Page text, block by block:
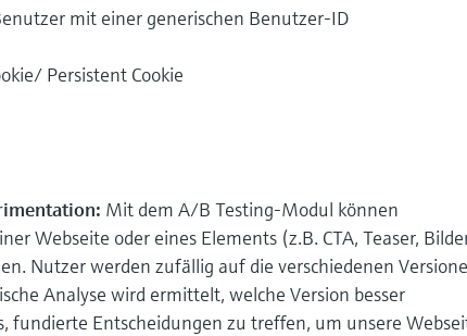
mit einer generischen Benutzer-ID
Persistent Cookie
Mit dem A/B Testing-Modul können
Webseite oder eines Elements (z.B. CTA, Teaser,
Nutzer werden zufällig auf die verschiedenen
Analyse wird ermittelt, welche Version besser
fundierte Entscheidungen zu treffen, um unsere